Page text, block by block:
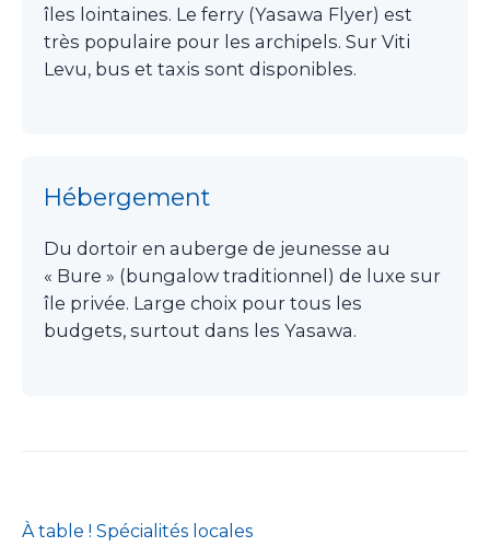
îles lointaines. Le ferry (Yasawa Flyer) est
très populaire pour les archipels. Sur Viti
Levu, bus et taxis sont disponibles.
Hébergement
Du dortoir en auberge de jeunesse au
« Bure » (bungalow traditionnel) de luxe sur
île privée. Large choix pour tous les
budgets, surtout dans les Yasawa.
À table ! Spécialités locales